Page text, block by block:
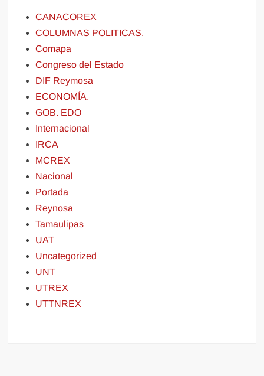
CANACOREX
COLUMNAS POLITICAS.
Comapa
Congreso del Estado
DIF Reymosa
ECONOMÍA.
GOB. EDO
Internacional
IRCA
MCREX
Nacional
Portada
Reynosa
Tamaulipas
UAT
Uncategorized
UNT
UTREX
UTTNREX